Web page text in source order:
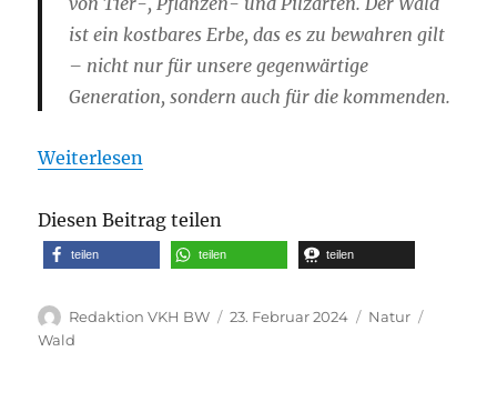
ist ein kostbares Erbe, das es zu bewahren gilt
– nicht nur für unsere gegenwärtige
Generation, sondern auch für die kommenden.
Weiterlesen
Diesen Beitrag teilen
teilen teilen teilen
Autor
Redaktion VKH BW
Veröffentlicht
23. Februar 2024 Kategorien
Natur
Wald